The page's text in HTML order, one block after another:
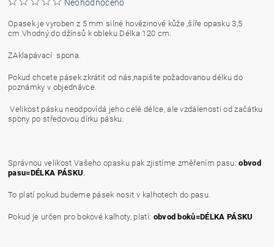
Neohodnoceno
Opasek je vyroben z 5 mm silné hovězinové kůže ,šíře opasku 3,5
cm.Vhodný do džínsů k obleku.Délka 120 cm.
ZAklapávací spona.
Pokud chcete pásek zkrátit od nás,napište požadovanou délku do
poznámky v objednávce.
Velikost pásku neodpovídá jeho celé délce, ale vzdálenosti od začátku
spony po středovou dírku pásku.
Správnou velikost Vašeho opasku pak zjistíme změřením pasu:obvod
pasu=DÉLKA PÁSKU.
To platí pokud budeme pásek nosit v kalhotech do pasu.
Pokud je určen pro bokové kalhoty, platí: obvod boků=DÉLKA PÁSKU .